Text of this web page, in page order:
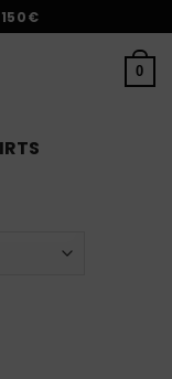
150€
0